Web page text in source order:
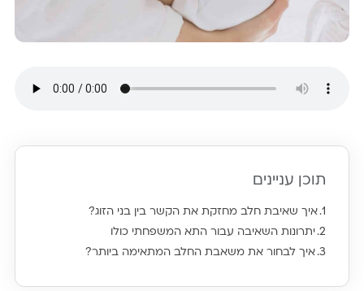
תוכן עניינים
איך שאיבת חלב מחזקת את הקשר בין בני הזוג?
יתרונות השאיבה עבור התא המשפחתי כולו
איך לבחור את משאבת החלב המתאימה ביותר?